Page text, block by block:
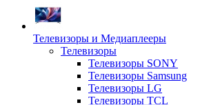
Телевизоры и Медиаплееры
Телевизоры
Телевизоры SONY
Телевизоры Samsung
Телевизоры LG
Телевизоры TCL